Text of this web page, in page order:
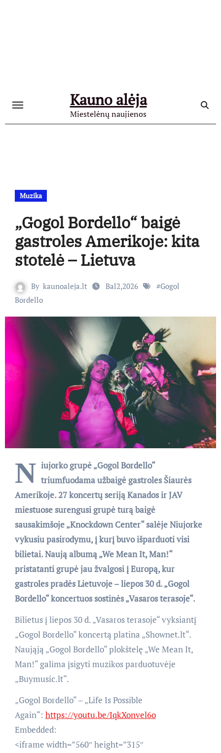
Kauno alėja
Miestelėnų naujienos
Muzika
„Gogol Bordello“ baigė
gastroles Amerikoje: kita
stotelė – Lietuva
By kaunoaleja.lt Bal2,2026 #Gogol
Bordello
N iujorko grupė „Gogol Bordello“
triumfuodama užbaigė gastroles Šiaurės
Amerikoje. 27 koncertų seriją Kanados ir JAV
miestuose surengusi grupė turą baigė
sausakimšoje „Knockdown Center“ salėje Niujorke
vykusiu pasirodymu, į kurį buvo išparduoti visi
bilietai. Naują albumą „We Mean It, Man!“
pristatanti grupė jau žvalgosi į Europą, kur
gastroles pradės Lietuvoje – liepos 30 d. „Gogol
Bordello“ koncertuos sostinės „Vasaros terasoje“.
Bilietus į liepos 30 d. „Vasaros terasoje“ vyksiantį
„Gogol Bordello“ koncertą platina „Shownet.lt“.
Naująją „Gogol Bordello“ plokštelę „We Mean It,
Man!“ galima įsigyti muzikos parduotuvėje
„Buymusic.lt“.
„Gogol Bordello“ – „Life Is Possible
Again“: https://youtu.be/IqkXonvel6o
Embedded:
<iframe width=”560″ height=”315″